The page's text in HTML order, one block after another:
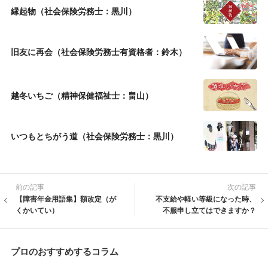
縁起物（社会保険労務士：黒川）
旧友に再会（社会保険労務士有資格者：鈴木）
越冬いちご（精神保健福祉士：畠山）
いつもとちがう道（社会保険労務士：黒川）
前の記事
【障害年金用語集】額改定（が
くかいてい）
次の記事
不支給や軽い等級になった時、
不服申し立てはできますか？
プロのおすすめするコラム